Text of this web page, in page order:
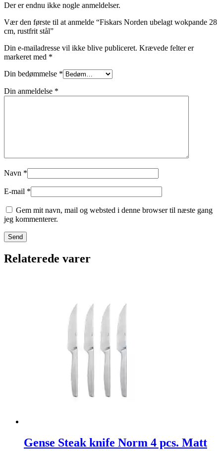
Der er endnu ikke nogle anmeldelser.
Vær den første til at anmelde “Fiskars Norden ubelagt wokpande 28
cm, rustfrit stål”
Din e-mailadresse vil ikke blive publiceret. Krævede felter er
markeret med *
Din bedømmelse *
Din anmeldelse *
Navn *
E-mail *
Gem mit navn, mail og websted i denne browser til næste gang
jeg kommenterer.
Relaterede varer
Gense Steak knife Norm 4 pcs. Matt